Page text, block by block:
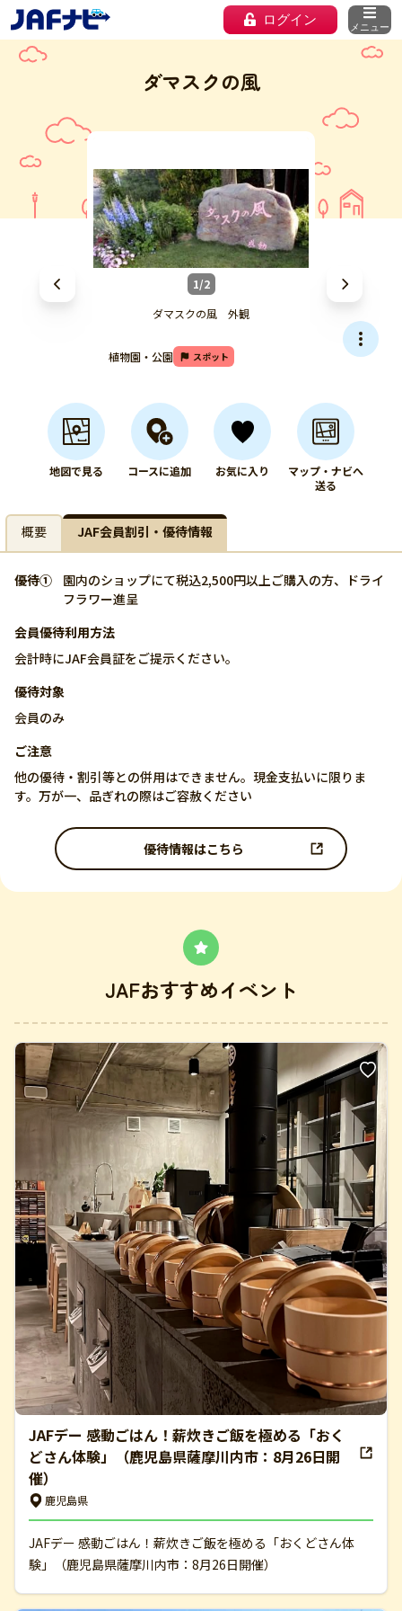
ログイン メニュー
ダマスクの風
1/2
ダマスクの風 外観
植物園・公園 スポット
地図で見る コースに追加 お気に入り
マップ・ナビへ
送る
概要 JAF会員割引・優待情報
優待①
園内のショップにて税込2,500円以上ご購入の方、ドライ
フラワー進呈
会員優待利用方法
会計時にJAF会員証をご提示ください。
優待対象
会員のみ
ご注意
他の優待・割引等との併用はできません。現金支払いに限りま
す。万が一、品ぎれの際はご容赦ください
優待情報はこちら
JAFおすすめイベント
JAFデー 感動ごはん！薪炊きご飯を極める「おく
どさん体験」（鹿児島県薩摩川内市：8月26日開
催）
鹿児島県
JAFデー 感動ごはん！薪炊きご飯を極める「おくどさん体
験」（鹿児島県薩摩川内市：8月26日開催）